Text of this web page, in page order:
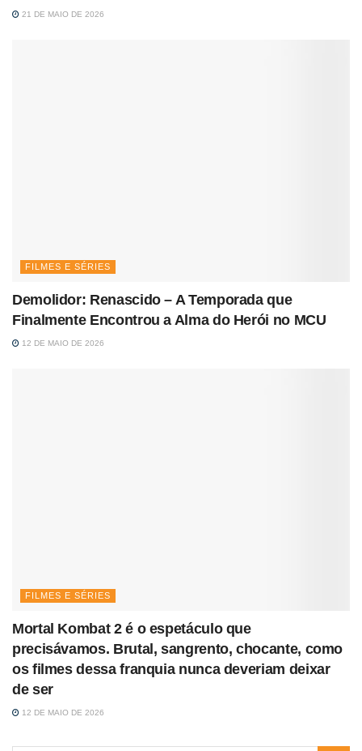
21 DE MAIO DE 2026
FILMES E SÉRIES
Demolidor: Renascido – A Temporada que
Finalmente Encontrou a Alma do Herói no MCU
12 DE MAIO DE 2026
FILMES E SÉRIES
Mortal Kombat 2 é o espetáculo que
precisávamos. Brutal, sangrento, chocante, como
os filmes dessa franquia nunca deveriam deixar
de ser
12 DE MAIO DE 2026